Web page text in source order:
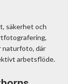
säkerhet och
naturfoto, där
arbetsflöde.